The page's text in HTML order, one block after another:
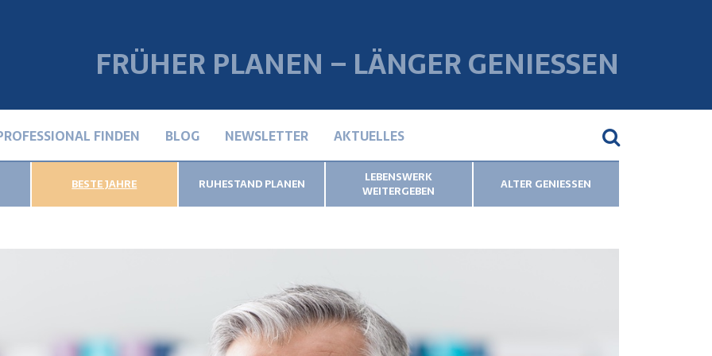
FRÜHER PLANEN – LÄNGER GENIESSEN
FINDEN BLOG NEWSLETTER AKTUELLES
BESTE JAHRE RUHESTAND PLANEN
LEBENSWERK
WEITERGEBEN
ALTER GENIESSEN